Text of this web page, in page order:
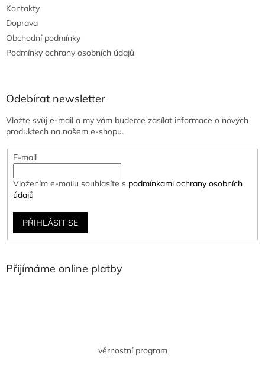
Kontakty
Doprava
Obchodní podmínky
Podmínky ochrany osobních údajů
Odebírat newsletter
Vložte svůj e-mail a my vám budeme zasílat informace o nových
produktech na našem e-shopu.
E-mail
Vložením e-mailu souhlasíte s podmínkami ochrany osobních
údajů
PŘIHLÁSIT SE
Přijímáme online platby
věrnostní program